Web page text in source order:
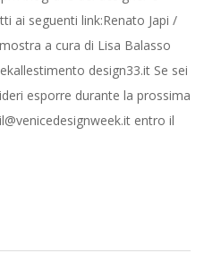
ai seguenti link:Renato Japi /
a cura di Lisa Balasso
design33.it Se sei
esporre durante la prossima
entro il